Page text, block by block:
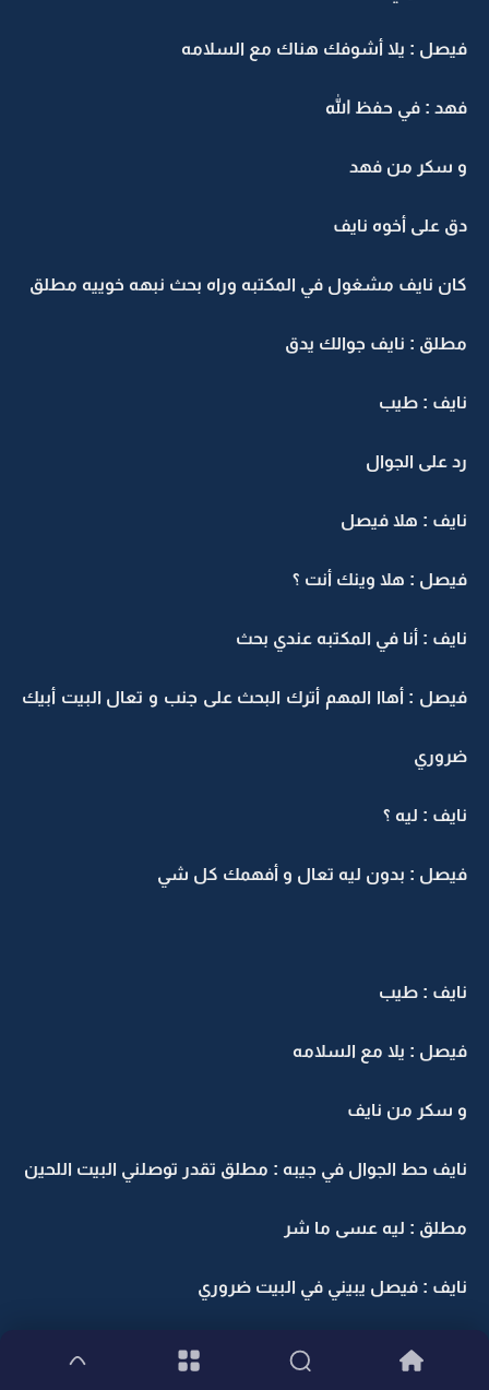
فيصل : يلا أشوفك هناك مع السلامه
فهد : في حفظ الله
و سكر من فهد
دق على أخوه نايف
كان نايف مشغول في المكتبه وراه بحث نبهه خوييه مطلق
مطلق : نايف جوالك يدق
نايف : طيب
رد على الجوال
نايف : هلا فيصل
فيصل : هلا وينك أنت ؟
نايف : أنا في المكتبه عندي بحث
فيصل : أهاا المهم أترك البحث على جنب و تعال البيت أبيك
ضروري
نايف : ليه ؟
فيصل : بدون ليه تعال و أفهمك كل شي
نايف : طيب
فيصل : يلا مع السلامه
و سكر من نايف
نايف حط الجوال في جيبه : مطلق تقدر توصلني البيت اللحين
مطلق : ليه عسى ما شر
نايف : فيصل يبيني في البيت ضروري
مطلق : أوكي و لا يهمك من عيوني